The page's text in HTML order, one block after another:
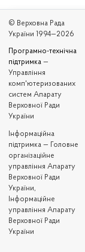
© Верховна Рада
України 1994—2026
Програмно-технічна
підтримка —
Управління
комп'ютеризованих
систем Апарату
Верховної Ради
України
Iнформаційна
підтримка — Головне
організаційне
управління Апарату
Верховної Ради
України,
Інформаційне
управління Апарату
Верховної Ради
України